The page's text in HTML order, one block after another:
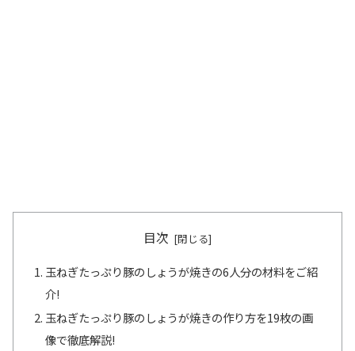
目次
玉ねぎたっぷり豚のしょうが焼きの6人分の材料をご紹
介!
玉ねぎたっぷり豚のしょうが焼きの作り方を19枚の画
像で徹底解説!